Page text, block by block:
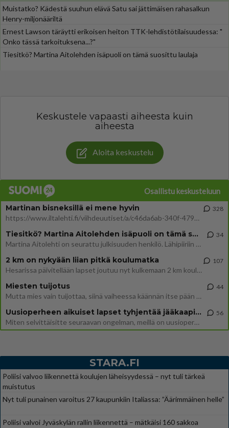
Muistatko? Kädestä suuhun elävä Satu sai jättimäisen rahasalkun
Henry-miljonääriltä
Ernest Lawson täräytti erikoisen heiton TTK-lehdistötilaisuudessa: "
Onko tässä tarkoituksena...?"
Tiesitkö? Martina Aitolehden isäpuoli on tämä suosittu laulaja
Keskustele vapaasti aiheesta kuin
aiheesta
Aloita keskustelu
Osallistu keskusteluun
Martinan bisneksillä ei mene hyvin
https://www.iltalehti.fi/viihdeuutiset/a/c46da6ab-340f-4790-aaa7-0865eed2336 Yrityksen konkurssihakemus on tullut kärä
328
Tiesitkö? Martina Aitolehden isäpuoli on tämä suosittu laulaja
Martina Aitolehti on seurattu julkisuuden henkilö. Lähipiiriin mahtuu muitakin tunnettuja henkilöitä. Tiesitkö, että Ma
34
2 km on nykyään liian pitkä koulumatka
Hesarissa päivitellään lapset joutuu nyt kulkemaan 2 km kouluun jösses. Ruostefillarilla tuo matka menee vaikka miten äk
107
Miesten tuijotus
Mutta mies vain tuijottaa, siinä vaiheessa käännän itse pään pois. Mikä juttu? Yleensä jos joku tuijottaa tai katsoo, hä
44
Uusioperheen aikuiset lapset tyhjentää jääkaapin käydessään
Miten selvittäisitte seuraavan ongelman, meillä on uusioperhe, minulla teini-ikäiset lapset ja puolisolla aikuiset, jotk
56
STARA.FI
Poliisi valvoo liikennettä koulujen läheisyydessä – nyt tuli tärkeä
muistutus
Nyt tuli punainen varoitus 27 kaupunkiin Italiassa: ”Äärimmäinen helle”
Poliisi valvoi Jyväskylän rallin liikennettä – mätkäisi 160 sakkoa